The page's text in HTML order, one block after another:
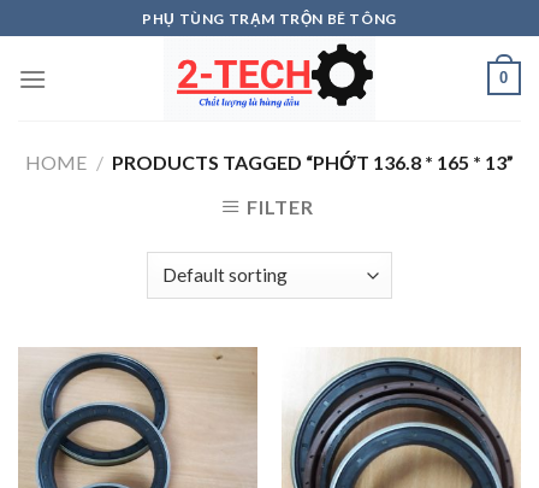
to
content
PHỤ TÙNG TRẠM TRỘN BÊ TÔNG
0
HOME / PRODUCTS TAGGED “PHỚT 136.8 * 165 * 13”
FILTER